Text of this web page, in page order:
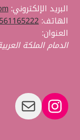
البريد الإلكتروني:
الهاتف:
العنوان:
الدمام الملكة
إنستجرام
بريد